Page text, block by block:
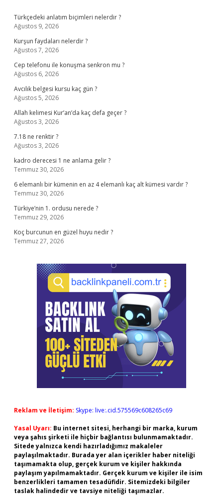
Türkçedeki anlatım biçimleri nelerdir ?
Ağustos 9, 2026
Kurşun faydaları nelerdir ?
Ağustos 7, 2026
Cep telefonu ile konuşma senkron mu ?
Ağustos 6, 2026
Avcılık belgesi kursu kaç gün ?
Ağustos 5, 2026
Allah kelimesi Kur’an’da kaç defa geçer ?
Ağustos 3, 2026
7.18 ne renktir ?
Ağustos 3, 2026
kadro derecesi 1 ne anlama gelir ?
Temmuz 30, 2026
6 elemanlı bir kümenin en az 4 elemanlı kaç alt kümesi vardır ?
Temmuz 30, 2026
Türkiye’nin 1. ordusu nerede ?
Temmuz 29, 2026
Koç burcunun en güzel huyu nedir ?
Temmuz 27, 2026
Reklam ve İletişim: Skype: live:.cid.575569c608265c69
Yasal Uyarı: Bu internet sitesi, herhangi bir marka, kurum
veya şahıs şirketi ile hiçbir bağlantısı bulunmamaktadır.
Sitede yalnızca kendi hazırladığımız makaleler
paylaşılmaktadır. Burada yer alan içerikler haber niteliği
taşımamakta olup, gerçek kurum ve kişiler hakkında
paylaşım yapılmamaktadır. Gerçek kurum ve kişiler ile isim
benzerlikleri tamamen tesadüfidir. Sitemizdeki bilgiler
taslak halindedir ve tavsiye niteliği taşımazlar.